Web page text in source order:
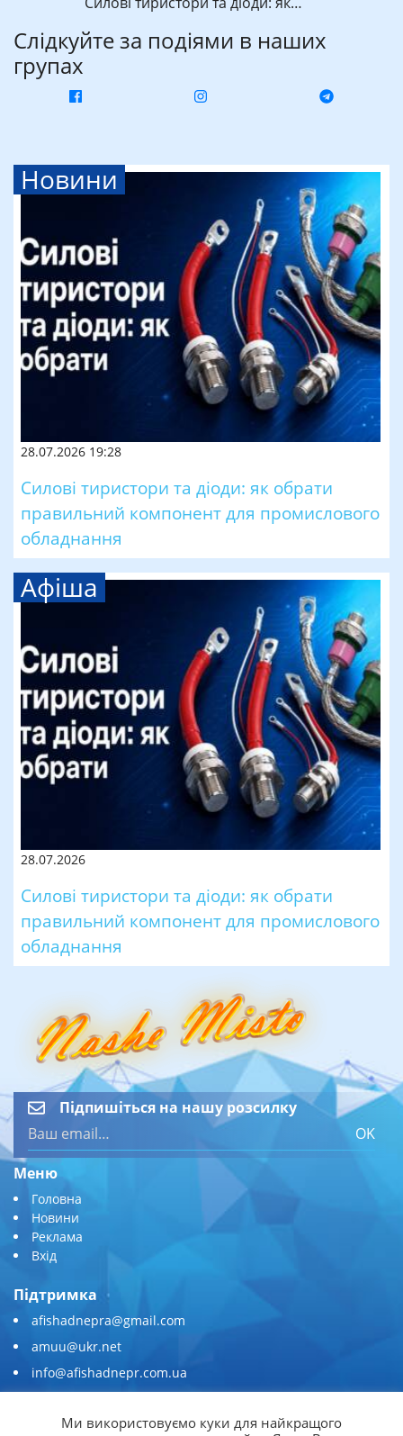
Слідкуйте за подіями в наших
групах
Новини
28.07.2026 19:28
Силові тиристори та діоди: як обрати
правильний компонент для промислового
обладнання
Афіша
28.07.2026
Силові тиристори та діоди: як обрати
правильний компонент для промислового
обладнання
Підпишіться на нашу розсилку
OK
Меню
Головна
Новини
Реклама
Вхід
Підтримка
afishadnepra@gmail.com
amuu@ukr.net
info@afishadnepr.com.ua
Ми використовуємо куки для найкращого